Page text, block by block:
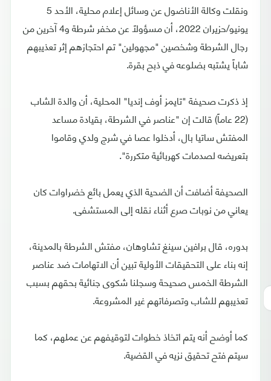
ونقلت وكالة الأناضول عن وسائل إعلام محلية، الأحد 5
يونيو/حزيران 2022، أن مسؤولاً عن مخفر شرطة و4 آخرين من
رجال الشرطة وشخصين "مجهولين" تم احتجازهم إثر تعذيبهم
شاباً يشتبه بضلوعه في ذبح بقرة.
إذ ذكرت صحيفة "تايمز أوف إنديا" المحلية، أن والدة الشاب
(22 عاماً) قالت إن "عناصر في الشرطة، بقيادة مساعد
المفتش ساتيا بال، أدخلوا عصا في شرج ولدي وقاموا
بتعريضه لصدمات كهربائية متكررة".
الصحيفة أضافت أن الضحية الذي يعمل بائع خضراوات كان
يعاني من نوبات صرع أثناء نقله إلى المستشفى.
بدوره، قال برافين سينغ تشاوهان، مفتش الشرطة بالمدينة،
إنه بناء على التحقيقات الأولية تبين أن الاتهامات ضد عناصر
الشرطة الخمس صحيحة وسجلنا شكوى جنائية بحقهم بسبب
تعذيبهم للشاب وتصرفاتهم غير المشروعة.
كما أوضح أنه يتم اتخاذ خطوات لتوقيفهم عن عملهم، كما
سيتم فتح تحقيق نزيه في القضية.